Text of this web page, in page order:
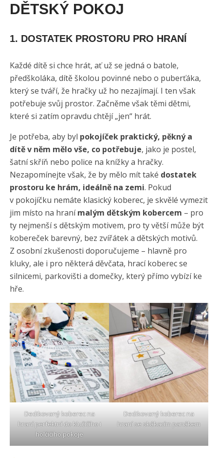
DĚTSKÝ POKOJ
1. DOSTATEK PROSTORU PRO HRANÍ
Každé dítě si chce hrát, ať už se jedná o batole,
předškoláka, dítě školou povinné nebo o puberťáka,
který se tváří, že hračky už ho nezajímají. I ten však
potřebuje svůj prostor. Začněme však těmi dětmi,
které si zatím opravdu chtějí „jen“ hrát.
Je potřeba, aby byl pokojíček praktický, pěkný a
dítě v něm mělo vše, co potřebuje, jako je postel,
šatní skříň nebo police na knížky a hračky.
Nezapomínejte však, že by mělo mít také dostatek
prostoru ke hrám, ideálně na zemi. Pokud
v pokojíčku nemáte klasický koberec, je skvělé vymezit
jim místo na hranímalým dětským kobercem – pro
ty nejmenší s dětským motivem, pro ty větší může být
kobereček barevný, bez zvířátek a dětských motivů.
Z osobní zkušenosti doporučujeme – hlavně pro
kluky, ale i pro některá děvčata, hrací koberec se
silnicemi, parkovišti a domečky, který přímo vybízí ke
hře.
Dedikovaný koberec na
hraní perfektní do klučičího i
holčičího pokoje
Dedikovaný koberec na
hraní se skákacím panákem